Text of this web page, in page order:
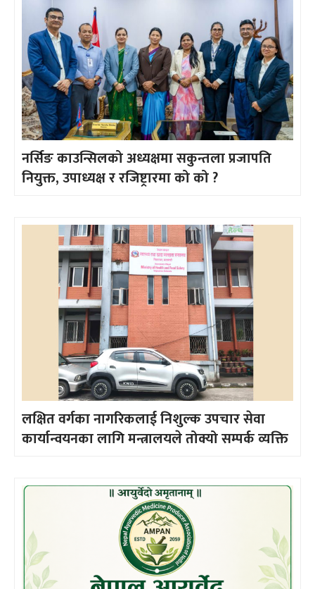
नर्सिङ काउन्सिलको अध्यक्षमा सकुन्तला प्रजापति
नियुक्त, उपाध्यक्ष र रजिष्ट्रारमा को को ?
लक्षित वर्गका नागरिकलाई निशुल्क उपचार सेवा
कार्यान्वयनका लागि मन्त्रालयले तोक्यो सम्पर्क व्यक्ति